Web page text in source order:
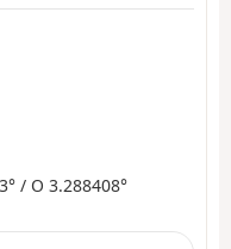
/ O 3.288408°